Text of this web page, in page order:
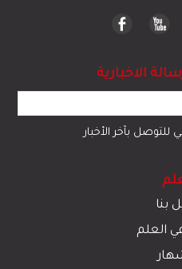
الاخبارية
للتوصل بآخر الأخبار
بنا
العلم